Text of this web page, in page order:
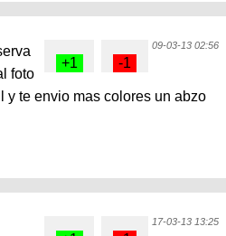
09-03-13 02:56
foto
y te envio mas colores un abzo
17-03-13 13:25